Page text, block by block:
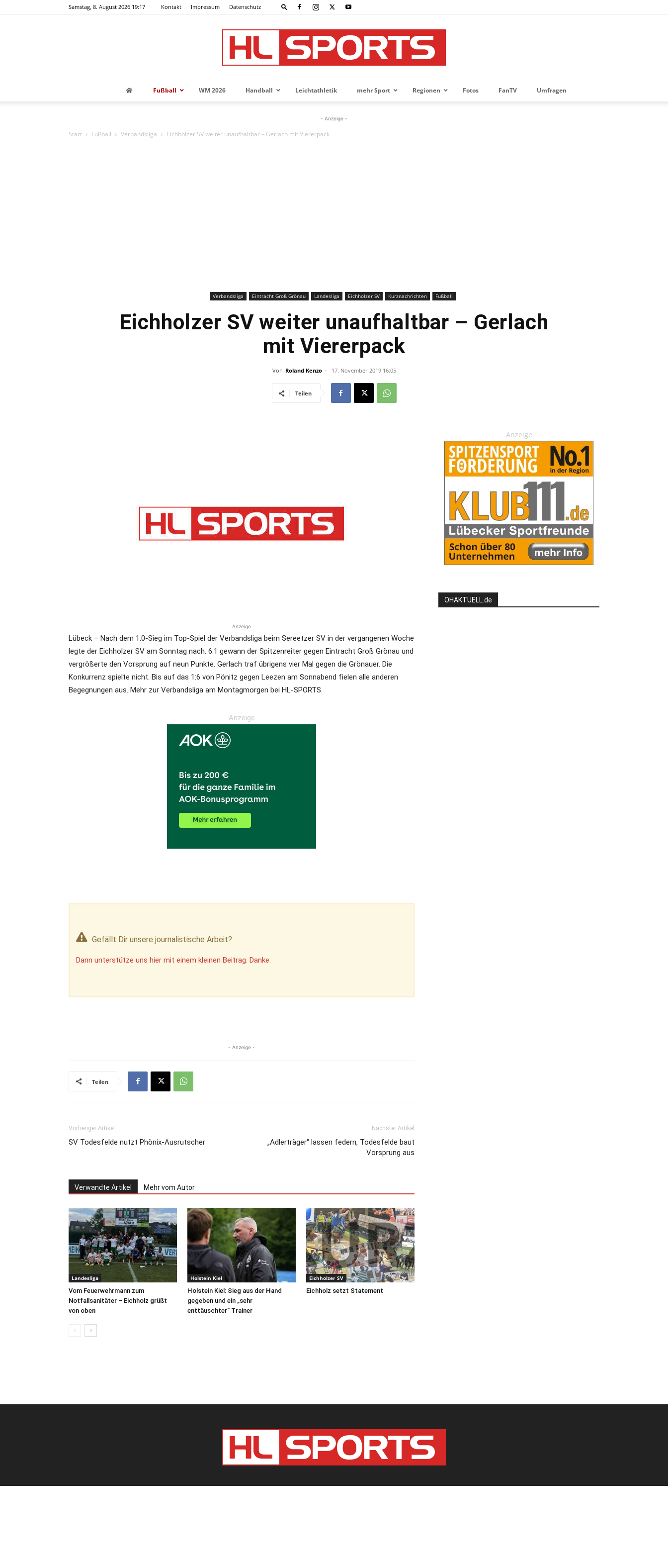
Samstag, 8. August 2026 19:17 Kontakt Impressum Datenschutz
Sport-
Fußball WM 2026 Handball Leichtathletik mehr Sport Regionen Fotos FanTV Umfragen
- Anzeige -
Start Fußball Verbandsliga Eichholzer SV weiter unaufhaltbar – Gerlach mit Viererpack
Verbandsliga Eintracht Groß Grönau Landesliga Eichholzer SV Kurznachrichten Fußball
Eichholzer SV weiter unaufhaltbar – Gerlach
mit Viererpack
Von Roland Kenzo - 17. November 2019 16:05
Teilen
Anzeige
Lübeck – Nach dem 1:0-Sieg im Top-Spiel der Verbandsliga beim Sereetzer SV in der vergangenen Woche
legte der Eichholzer SV am Sonntag nach. 6:1 gewann der Spitzenreiter gegen Eintracht Groß Grönau und
vergrößerte den Vorsprung auf neun Punkte. Gerlach traf übrigens vier Mal gegen die Grönauer. Die
Konkurrenz spielte nicht. Bis auf das 1:6 von Pönitz gegen Leezen am Sonnabend fielen alle anderen
Begegnungen aus. Mehr zur Verbandsliga am Montagmorgen bei HL-SPORTS.
Anzeige
Gefällt Dir unsere journalistische Arbeit?
Dann unterstütze uns hier mit einem kleinen Beitrag. Danke.
- Anzeige -
Teilen
Vorheriger Artikel
SV Todesfelde nutzt Phönix-Ausrutscher
Nächster Artikel
„Adlerträger“ lassen federn, Todesfelde baut
Vorsprung aus
Verwandte Artikel Mehr vom Autor
Landesliga
Vom Feuerwehrmann zum
Notfallsanitäter – Eichholz grüßt
von oben
Holstein Kiel
Holstein Kiel: Sieg aus der Hand
gegeben und ein „sehr
enttäuschter“ Trainer
Eichholzer SV
Eichholz setzt Statement
Anzeige
OHAKTUELL.de